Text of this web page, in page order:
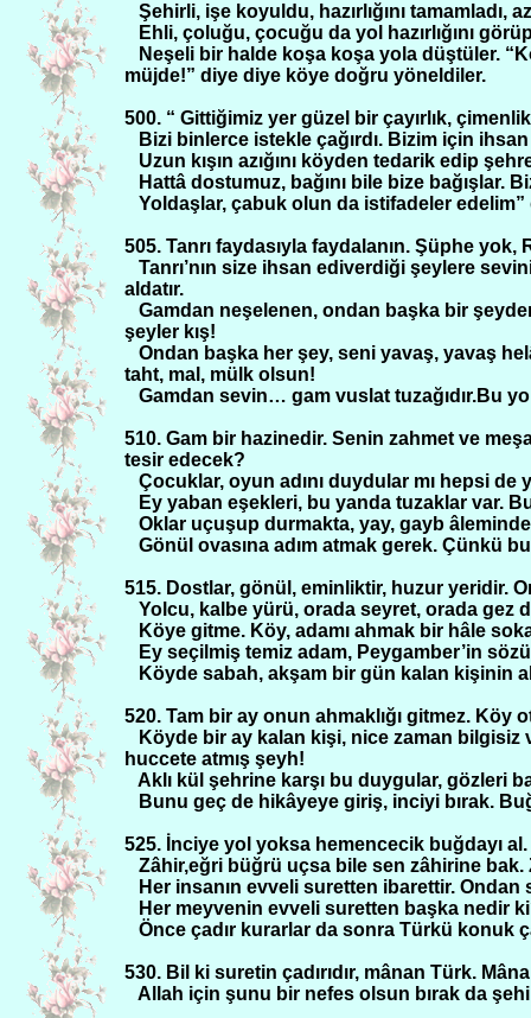
Şehirli, işe koyuldu, hazırlığını
Ehli, çoluğu, çocuğu da yol hazırlığını
Neşeli bir halde koşa koşa yola düştüler.
müjde!” diye diye köye doğru yöneldiler.
500. “ Gittiğimiz yer güzel bir çayırlık,
Bizi binlerce istekle çağırdı. Bizim için ihsan
Uzun kışın azığını köyden tedarik edip
Hattâ dostumuz, bağını bile bize bağışlar.
Yoldaşlar, çabuk olun da istifadeler
505. Tanrı faydasıyla faydalanın. Şüphe
Tanrı’nın size ihsan ediverdiği şeylere
aldatır.
Gamdan neşelenen, ondan başka bir
şeyler kış!
Ondan başka her şey, seni yavaş, yavaş
taht, mal, mülk olsun!
Gamdan sevin… gam vuslat tuzağıdır.Bu
510. Gam bir hazinedir. Senin zahmet ve
tesir edecek?
Çocuklar, oyun adını duydular mı hepsi de
Ey yaban eşekleri, bu yanda tuzaklar var.
Oklar uçuşup durmakta, yay, gayb
Gönül ovasına adım atmak gerek. Çünkü
515. Dostlar, gönül, eminliktir, huzur yeridir.
Yolcu, kalbe yürü, orada seyret, orada gez
Köye gitme. Köy, adamı ahmak bir hâle
Ey seçilmiş temiz adam, Peygamber’in
Köyde sabah, akşam bir gün kalan kişinin
520. Tam bir ay onun ahmaklığı gitmez.
Köyde bir ay kalan kişi, nice zaman bilgisiz
huccete atmış şeyh!
Aklı kül şehrine karşı bu duygular, gözleri
Bunu geç de hikâyeye giriş, inciyi bırak.
525. İnciye yol yoksa hemencecik buğdayı
Zâhir,eğri büğrü uçsa bile sen zâhirine bak.
Her insanın evveli suretten ibarettir.
Her meyvenin evveli suretten başka nedir
Önce çadır kurarlar da sonra Türkü konuk
530. Bil ki suretin çadırıdır, mânan Türk.
Allah için şunu bir nefes olsun bırak da